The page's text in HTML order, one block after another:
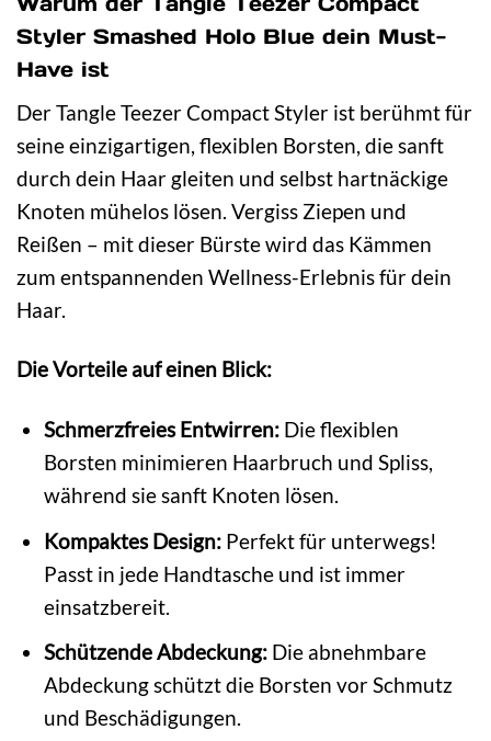
Styler Smashed Holo Blue dein Must-
Have ist
Der Tangle Teezer Compact Styler ist berühmt für
seine einzigartigen, flexiblen Borsten, die sanft
durch dein Haar gleiten und selbst hartnäckige
Knoten mühelos lösen. Vergiss Ziepen und
Reißen – mit dieser Bürste wird das Kämmen
zum entspannenden Wellness-Erlebnis für dein
Haar.
Die Vorteile auf einen Blick:
Schmerzfreies Entwirren:Die flexiblen
Borsten minimieren Haarbruch und Spliss,
während sie sanft Knoten lösen.
Kompaktes Design:Perfekt für unterwegs!
Passt in jede Handtasche und ist immer
einsatzbereit.
Schützende Abdeckung:Die abnehmbare
Abdeckung schützt die Borsten vor Schmutz
und Beschädigungen.